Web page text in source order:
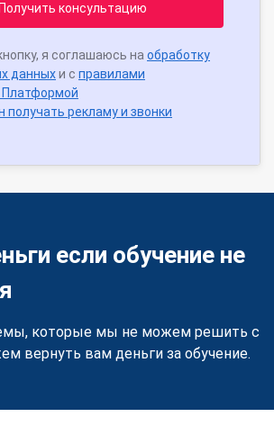
Получить консультацию
я соглашаюсь на обработку
данныхи с правилами
Платформой
получать рекламу и звонки
если обучение не
которые мы не можем решить с
вернуть вам деньги за обучение.